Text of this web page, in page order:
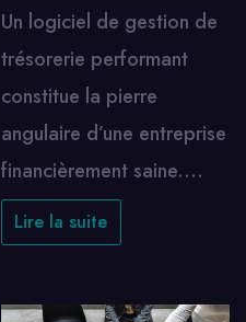
Un logiciel de gestion de
trésorerie performant
constitue la pierre
angulaire d’une entreprise
financièrement saine.…
Lire la suite